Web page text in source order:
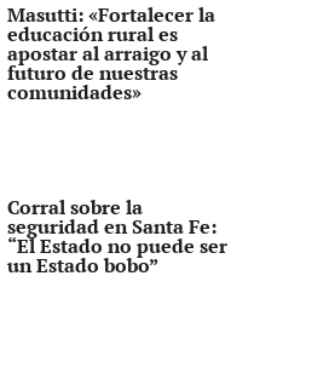
Masutti: «Fortalecer la
educación rural es
apostar al arraigo y al
futuro de nuestras
comunidades»
Corral sobre la
seguridad en Santa Fe:
“El Estado no puede ser
un Estado bobo”